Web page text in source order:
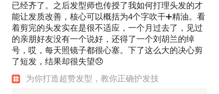
已经齐了。之后发型师也传授了我如何打理头发的才
能让发质改善，核心可以概括为4个字吹干➕精油。看
着剪完的头发实在是很不适应，一个月过去了，见过
的亲朋好友没有一个说好，还得了一个刘胡兰的绰
号，哎，每天照镜子都很心塞。下了这么大的决心剪
了短发，结果却很失望😞
为你打造超赞发型，教你正确护发技